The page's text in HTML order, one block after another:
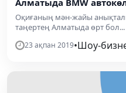
Оқиғаның мән-жайы
таңертең Алматыда өрт бол...
23 ақпан 2019•Шоу-